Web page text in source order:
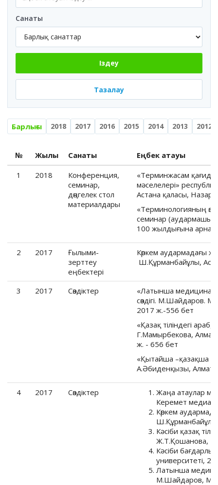
Санаты
Іздеу
Тазалау
Барлығы 2018 2017 2016 2015 2014 2013 2012
№ Жылы Санаты Еңбек атауы
1 2018
Конференция,
семинар,
дөңгелек стол
материалдары
«Терминжасам
мәселелері»
Астана қаласы,
«Терминологияның
семинар (аудармашы,
100 жылдығына
2 2017
Ғылыми-
зерттеу
еңбектері
Көркем аудармадағы
Ш.Құрманбайұлы,
3 2017 Cөздіктер
«Латынша
сөздігі. М.Шайдаров.
2017 ж.-556 бет
«Қазақ тіліндегі араб,
Г.Мамырбекова,
ж. - 656 бет
«Қытайша –қазақша
А.Әбиденқызы,
4 2017 Cөздіктер
Жаңа атаулар
Керемет медиа,
Көркем
Кәсіби қазақ
Ж.Т.Қошанова, -
Кәсіби бағдарлы
университеті,
Латынша
М.Шайдаров,